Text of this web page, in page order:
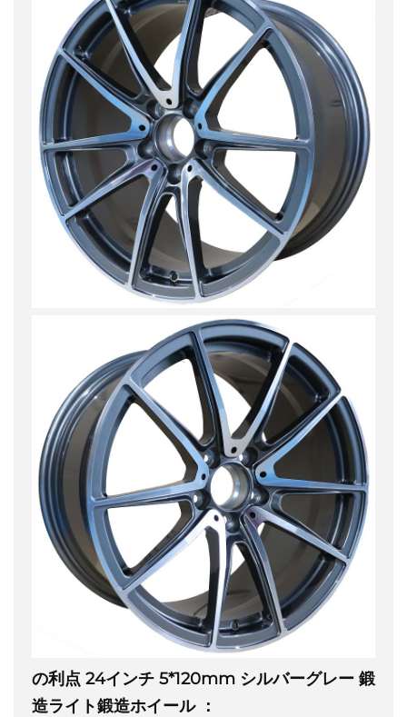
の利点 24インチ 5*120mm シルバーグレー 鍛
造ライト鍛造ホイール ：